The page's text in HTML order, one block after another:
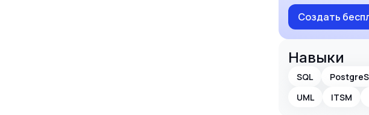
Создать
Навыки
SQL
UML
ITSM